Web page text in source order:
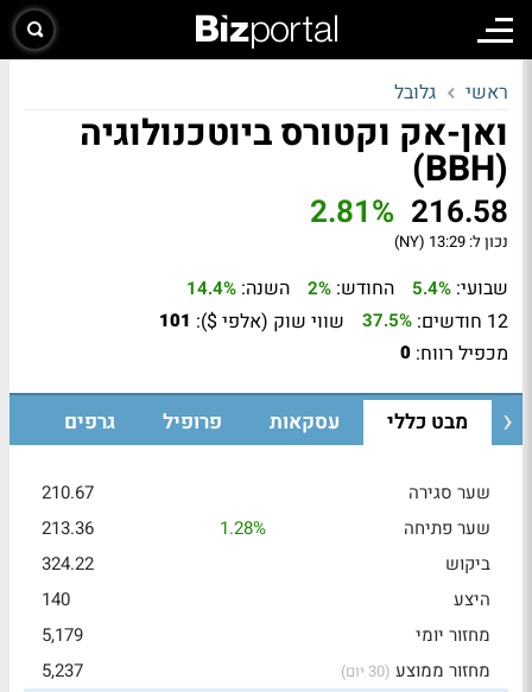
ראשי גלובל
ואן-אק וקטורס ביוטכנולוגיה
(BBH)
216.58
2.81%
נכון ל: 13:29 (NY)
שבועי: 5.4% החודש: 2% השנה: 14.4%
12 חודשים: 37.5% שווי שוק (אלפי $): 101
מכפיל רווח: 0
מבט כללי עסקאות פרופיל גרפים
שער סגירה
210.67
שער פתיחה
1.28%
213.36
ביקוש
324.22
היצע
140
מחזור יומי
5,179
מחזור ממוצע (30 יום)
5,237